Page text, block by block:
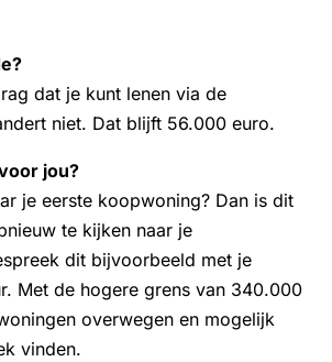
dat je kunt lenen via de
niet. Dat blijft 56.000 euro.
jou?
je eerste koopwoning? Dan is dit
te kijken naar je
dit bijvoorbeeld met je
Met de hogere grens van 340.000
overwegen en mogelijk
vinden.